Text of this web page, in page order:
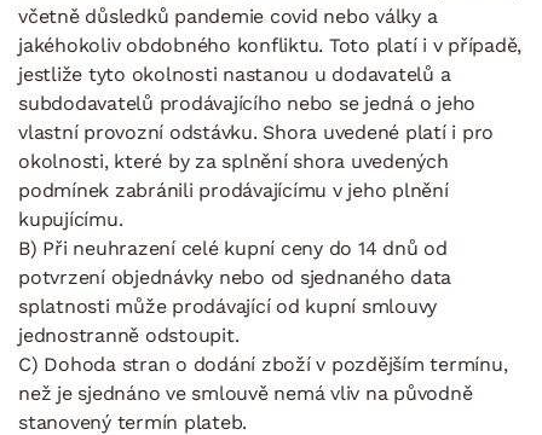
včetně důsledků pandemie covid nebo války a
jakéhokoliv obdobného konfliktu. Toto platí i v případě,
jestliže tyto okolnosti nastanou u dodavatelů a
subdodavatelů prodávajícího nebo se jedná o jeho
vlastní provozní odstávku. Shora uvedené platí i pro
okolnosti, které by za splnění shora uvedených
podmínek zabránili prodávajícímu v jeho plnění
kupujícímu.
B) Při neuhrazení celé kupní ceny do 14 dnů od
potvrzení objednávky nebo od sjednaného data
splatnosti může prodávající od kupní smlouvy
jednostranně odstoupit.
C) Dohoda stran o dodání zboží v pozdějším termínu,
než je sjednáno ve smlouvě nemá vliv na původně
stanovený termín plateb.